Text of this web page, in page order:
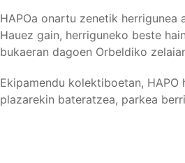
HAPOa onartu zenetik
Hauez gain, herriguneko beste
bukaeran dagoen Orbeldiko
Ekipamendu kolektiboetan,
plazarekin bateratzea, parkea